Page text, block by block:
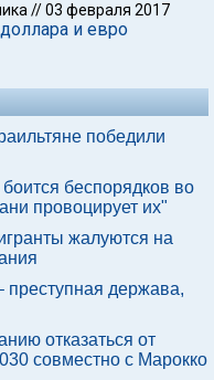
//03 февраля 2017
и евро
победили
беспорядков во
провоцирует их"
жалуются на
держава,
отказаться от
совместно с Марокко